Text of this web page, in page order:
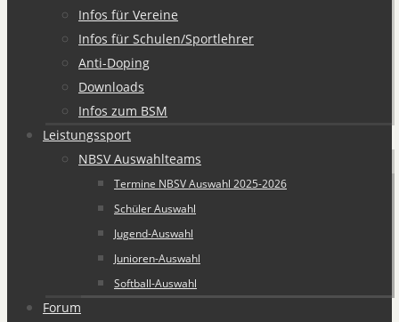
Infos für Vereine
Infos für Schulen/Sportlehrer
Anti-Doping
Downloads
Infos zum BSM
Leistungssport
NBSV Auswahlteams
Termine NBSV Auswahl 2025-2026
Schüler Auswahl
Jugend-Auswahl
Junioren-Auswahl
Softball-Auswahl
Forum